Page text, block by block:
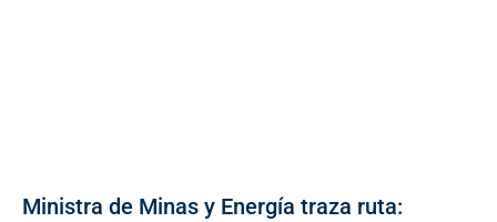
Ministra de Minas y Energía traza ruta: